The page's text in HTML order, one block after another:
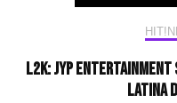
L2K: JYP
latina